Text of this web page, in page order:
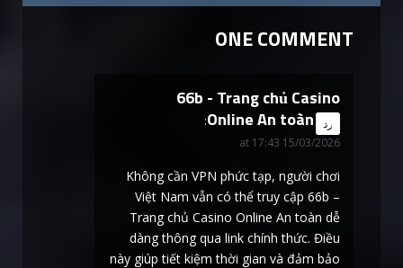
ONE COMMENT
66b - Trang chủ Casino
Online An toàn
says:
15/03/2026 at 17:43
رد
Không cần VPN phức tạp, người chơi
Việt Nam vẫn có thể truy cập 66b –
Trang chủ Casino Online An toàn dễ
dàng thông qua link chính thức. Điều
này giúp tiết kiệm thời gian và đảm bảo